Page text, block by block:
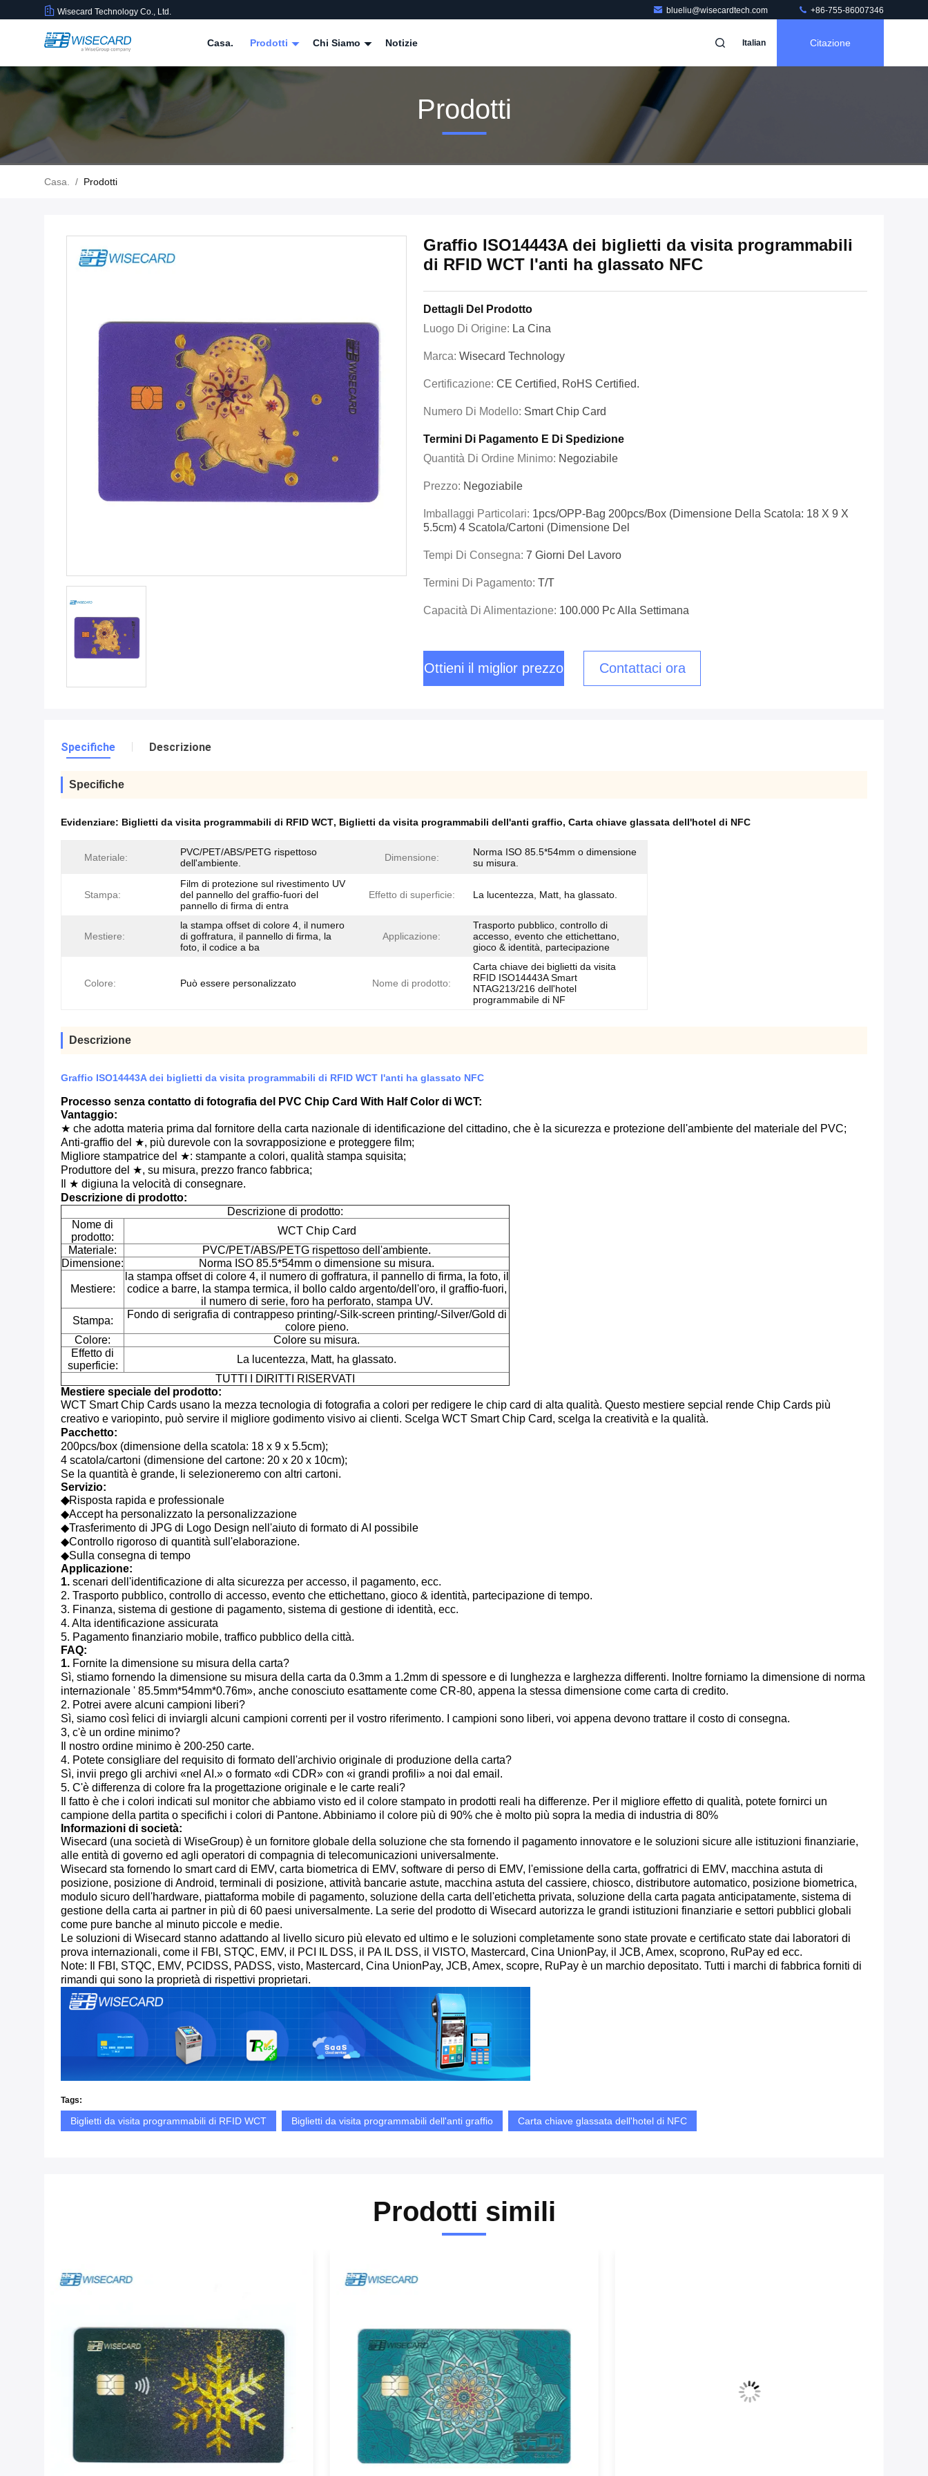
Wisecard Technology Co., Ltd. blueliu@wisecardtech.com +86-755-86007346
Casa. Prodotti Chi Siamo Notizie Italian Citazione
Prodotti
Casa. / Prodotti
Graffio ISO14443A dei biglietti da visita programmabili
di RFID WCT l'anti ha glassato NFC
Dettagli Del Prodotto
Luogo Di Origine: La Cina
Marca: Wisecard Technology
Certificazione: CE Certified, RoHS Certified.
Numero Di Modello: Smart Chip Card
Termini Di Pagamento E Di Spedizione
Quantità Di Ordine Minimo: Negoziabile
Prezzo: Negoziabile
Imballaggi Particolari: 1pcs/OPP-Bag 200pcs/box (dimensione Della Scatola: 18 X 9 X
5.5cm) 4 Scatola/cartoni (dimensione Del
Tempi Di Consegna: 7 Giorni Del Lavoro
Termini Di Pagamento: T/T
Capacità Di Alimentazione: 100.000 Pc Alla Settimana
Ottieni il miglior prezzo Contattaci ora
Specifiche Descrizione
Specifiche
Evidenziare: Biglietti da visita programmabili di RFID WCT, Biglietti da visita programmabili dell'anti graffio, Carta chiave glassata dell'hotel di NFC
Materiale:
PVC/PET/ABS/PETG rispettoso
dell'ambiente.
Dimensione:
Norma ISO 85.5*54mm o dimensione
su misura.
Stampa:
Film di protezione sul rivestimento UV
del pannello del graffio-fuori del
pannello di firma di entra
Effetto di superficie: La lucentezza, Matt, ha glassato.
Mestiere:
la stampa offset di colore 4, il numero
di goffratura, il pannello di firma, la
foto, il codice a ba
Applicazione:
Trasporto pubblico, controllo di
accesso, evento che ettichettano,
gioco & identità, partecipazione
Colore: Può essere personalizzato Nome di prodotto:
Carta chiave dei biglietti da visita
RFID ISO14443A Smart
NTAG213/216 dell'hotel
programmabile di NF
Descrizione
Graffio ISO14443A dei biglietti da visita programmabili di RFID WCT l'anti ha glassato NFC
Processo senza contatto di fotografia del PVC Chip Card With Half Color di WCT:
Vantaggio:
★ che adotta materia prima dal fornitore della carta nazionale di identificazione del cittadino, che è la sicurezza e protezione dell'ambiente del materiale del PVC;
Anti-graffio del ★, più durevole con la sovrapposizione e proteggere film;
Migliore stampatrice del ★: stampante a colori, qualità stampa squisita;
Produttore del ★, su misura, prezzo franco fabbrica;
Il ★ digiuna la velocità di consegnare.
Descrizione di prodotto:
Descrizione di prodotto:
Nome di
prodotto:
WCT Chip Card
Materiale:
PVC/PET/ABS/PETG rispettoso dell'ambiente.
Dimensione:
Norma ISO 85.5*54mm o dimensione su misura.
Mestiere:
la stampa offset di colore 4, il numero di goffratura, il pannello di firma, la foto, il
codice a barre, la stampa termica, il bollo caldo argento/dell'oro, il graffio-fuori,
il numero di serie, foro ha perforato, stampa UV.
Stampa:
Fondo di serigrafia di contrappeso printing/-Silk-screen printing/-Silver/Gold di
colore pieno.
Colore:
Colore su misura.
Effetto di
superficie:
La lucentezza, Matt, ha glassato.
TUTTI I DIRITTI RISERVATI
Mestiere speciale del prodotto:
WCT Smart Chip Cards usano la mezza tecnologia di fotografia a colori per redigere le chip card di alta qualità. Questo mestiere sepcial rende Chip Cards più
creativo e variopinto, può servire il migliore godimento visivo ai clienti. Scelga WCT Smart Chip Card, scelga la creatività e la qualità.
Pacchetto:
200pcs/box (dimensione della scatola: 18 x 9 x 5.5cm);
4 scatola/cartoni (dimensione del cartone: 20 x 20 x 10cm);
Se la quantità è grande, li selezioneremo con altri cartoni.
Servizio:
◆Risposta rapida e professionale
◆Accept ha personalizzato la personalizzazione
◆Trasferimento di JPG di Logo Design nell'aiuto di formato di AI possibile
◆Controllo rigoroso di quantità sull'elaborazione.
◆Sulla consegna di tempo
Applicazione:
1. scenari dell'identificazione di alta sicurezza per accesso, il pagamento, ecc.
2. Trasporto pubblico, controllo di accesso, evento che ettichettano, gioco & identità, partecipazione di tempo.
3. Finanza, sistema di gestione di pagamento, sistema di gestione di identità, ecc.
4. Alta identificazione assicurata
5. Pagamento finanziario mobile, traffico pubblico della città.
FAQ:
1. Fornite la dimensione su misura della carta?
Sì, stiamo fornendo la dimensione su misura della carta da 0.3mm a 1.2mm di spessore e di lunghezza e larghezza differenti. Inoltre forniamo la dimensione di norma
internazionale ' 85.5mm*54mm*0.76m», anche conosciuto esattamente come CR-80, appena la stessa dimensione come carta di credito.
2. Potrei avere alcuni campioni liberi?
Sì, siamo così felici di inviargli alcuni campioni correnti per il vostro riferimento. I campioni sono liberi, voi appena devono trattare il costo di consegna.
3, c'è un ordine minimo?
Il nostro ordine minimo è 200-250 carte.
4. Potete consigliare del requisito di formato dell'archivio originale di produzione della carta?
Sì, invii prego gli archivi «nel AI.» o formato «di CDR» con «i grandi profili» a noi dal email.
5. C'è differenza di colore fra la progettazione originale e le carte reali?
Il fatto è che i colori indicati sul monitor che abbiamo visto ed il colore stampato in prodotti reali ha differenze. Per il migliore effetto di qualità, potete fornirci un
campione della partita o specifichi i colori di Pantone. Abbiniamo il colore più di 90% che è molto più sopra la media di industria di 80%
Informazioni di società:
Wisecard (una società di WiseGroup) è un fornitore globale della soluzione che sta fornendo il pagamento innovatore e le soluzioni sicure alle istituzioni finanziarie,
alle entità di governo ed agli operatori di compagnia di telecomunicazioni universalmente.
Wisecard sta fornendo lo smart card di EMV, carta biometrica di EMV, software di perso di EMV, l'emissione della carta, goffratrici di EMV, macchina astuta di
posizione, posizione di Android, terminali di posizione, attività bancarie astute, macchina astuta del cassiere, chiosco, distributore automatico, posizione biometrica,
modulo sicuro dell'hardware, piattaforma mobile di pagamento, soluzione della carta dell'etichetta privata, soluzione della carta pagata anticipatamente, sistema di
gestione della carta ai partner in più di 60 paesi universalmente. La serie del prodotto di Wisecard autorizza le grandi istituzioni finanziarie e settori pubblici globali
come pure banche al minuto piccole e medie.
Le soluzioni di Wisecard stanno adattando al livello sicuro più elevato ed ultimo e le soluzioni completamente sono state provate e certificato state dai laboratori di
prova internazionali, come il FBI, STQC, EMV, il PCI IL DSS, il PA IL DSS, il VISTO, Mastercard, Cina UnionPay, il JCB, Amex, scoprono, RuPay ed ecc.
Note: Il FBI, STQC, EMV, PCIDSS, PADSS, visto, Mastercard, Cina UnionPay, JCB, Amex, scopre, RuPay è un marchio depositato. Tutti i marchi di fabbrica forniti di
rimandi qui sono la proprietà di rispettivi proprietari.
Tags:
Biglietti da visita programmabili di RFID WCT Biglietti da visita programmabili dell'anti graffio Carta chiave glassata dell'hotel di NFC
Prodotti simili